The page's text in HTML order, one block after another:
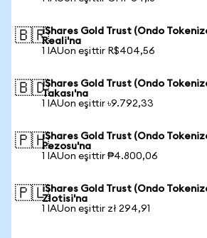
🇧🇷iShares Gold Trust (Ondo
Reali'na
1 IAUon eşittir R$404,56
🇧🇩iShares Gold Trust (Ondo
Takası'na
1 IAUon eşittir ৳9.792,33
🇵🇭iShares Gold Trust (Ondo
Pezosu'na
1 IAUon eşittir ₱4.800,06
🇵🇱iShares Gold Trust (Ondo
Zlotisi'na
1 IAUon eşittir zł 294,91